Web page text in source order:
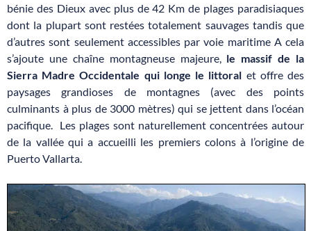
bénie des Dieux avec plus de 42 Km de plages paradisiaques
dont la plupart sont restées totalement sauvages tandis que
d’autres sont seulement accessibles par voie maritime A cela
s’ajoute une chaîne montagneuse majeure, le massif de la
Sierra Madre Occidentale qui longe le littoral et offre des
paysages grandioses de montagnes (avec des points
culminants à plus de 3000 mètres) qui se jettent dans l’océan
pacifique. Les plages sont naturellement concentrées autour
de la vallée qui a accueilli les premiers colons à l’origine de
Puerto Vallarta.